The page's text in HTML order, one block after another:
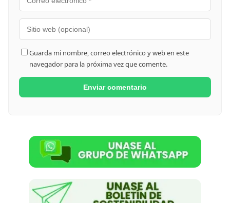
Guarda mi nombre, correo electrónico y web en este
navegador para la próxima vez que comente.